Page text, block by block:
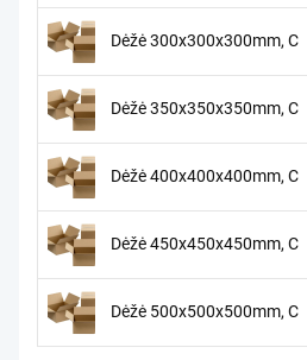
Dėžė 300x300x300mm, C
Dėžė 350x350x350mm, C
Dėžė 400x400x400mm, C
Dėžė 450x450x450mm, C
Dėžė 500x500x500mm, C